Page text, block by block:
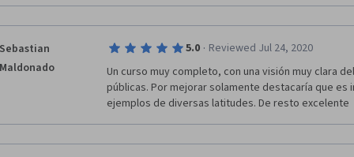
Sebastian
Maldonado
5.0 · Reviewed Jul 24, 2020
Un curso muy completo, con una visión muy clara
públicas. Por mejorar solamente destacaría que es
ejemplos de diversas latitudes. De resto excelente